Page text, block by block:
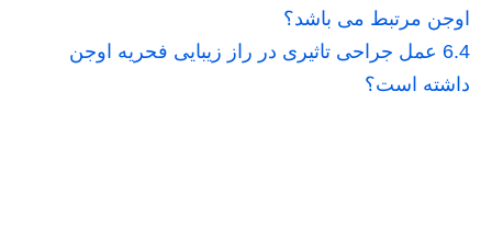
اوجن مرتبط می باشد؟
6.4 عمل جراحی تاثیری در راز زیبایی فحریه اوجن
داشته است؟